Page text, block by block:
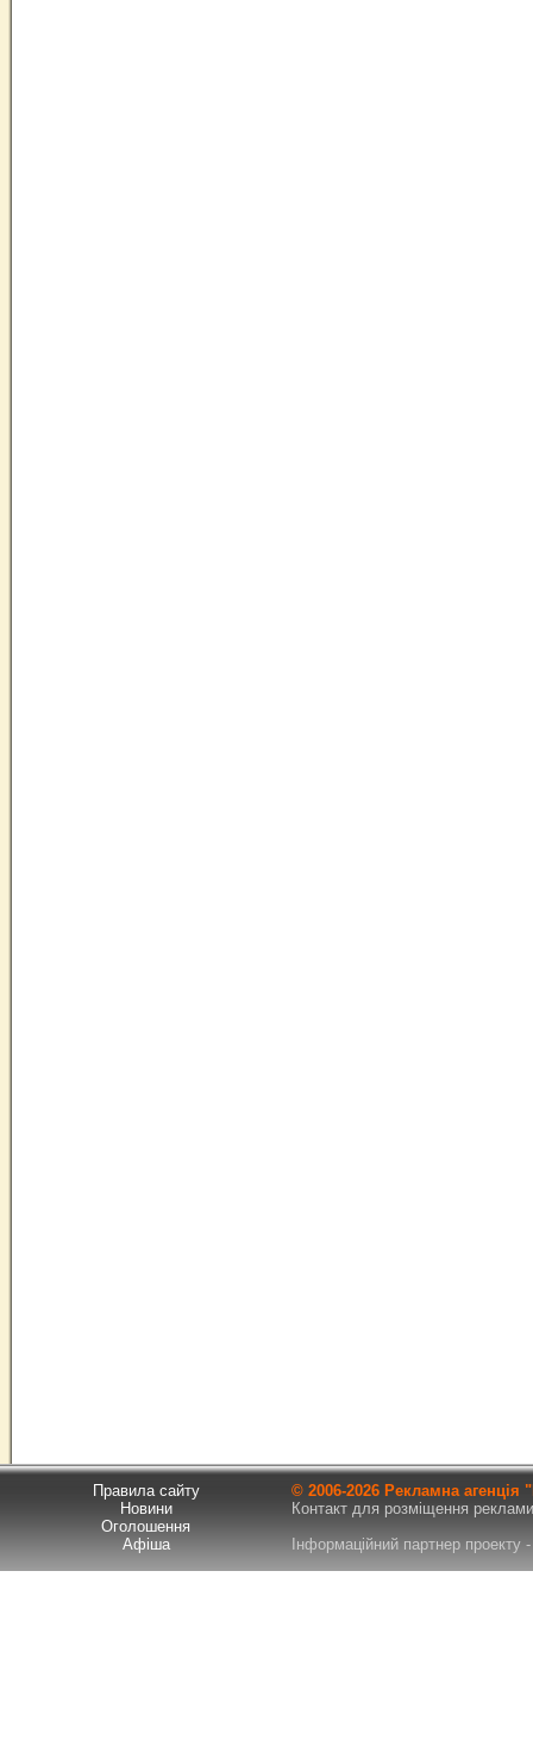
Правила сайту
Новини
Оголошення
Афіша
© 2006-2026 Рекламна
Контакт для розміщення
Інформаційний партнер проекту